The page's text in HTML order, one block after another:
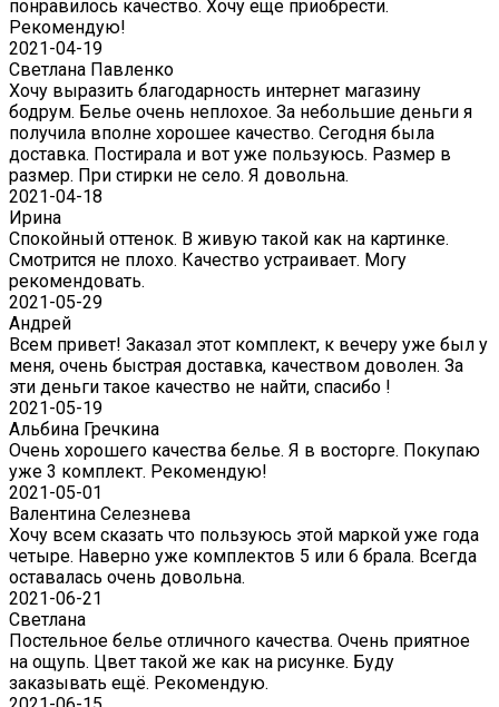
понравилось качество. Хочу еще приобрести.
Рекомендую!
2021-04-19
Светлана Павленко
Хочу выразить благодарность интернет магазину
бодрум. Белье очень неплохое. За небольшие деньги я
получила вполне хорошее качество. Сегодня была
доставка. Постирала и вот уже пользуюсь. Размер в
размер. При стирки не село. Я довольна.
2021-04-18
Ирина
Спокойный оттенок. В живую такой как на картинке.
Смотрится не плохо. Качество устраивает. Могу
рекомендовать.
2021-05-29
Андрей
Всем привет! Заказал этот комплект, к вечеру уже был у
меня, очень быстрая доставка, качеством доволен. За
эти деньги такое качество не найти, спасибо !
2021-05-19
Альбина Гречкина
Очень хорошего качества белье. Я в восторге. Покупаю
уже 3 комплект. Рекомендую!
2021-05-01
Валентина Селезнева
Хочу всем сказать что пользуюсь этой маркой уже года
четыре. Наверно уже комплектов 5 или 6 брала. Всегда
оставалась очень довольна.
2021-06-21
Светлана
Постельное белье отличного качества. Очень приятное
на ощупь. Цвет такой же как на рисунке. Буду
заказывать ещё. Рекомендую.